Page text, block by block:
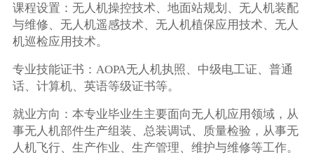
课程设置：无人机操控技术、地面站规划、无人机装配
与维修、无人机遥感技术、无人机植保应用技术、无人
机巡检应用技术。
专业技能证书：AOPA无人机执照、中级电工证、普通
话、计算机、英语等级证书等。
就业方向：本专业毕业生主要面向无人机应用领域，从
事无人机部件生产组装、总装调试、质量检验，从事无
人机飞行、生产作业、生产管理、维护与维修等工作。